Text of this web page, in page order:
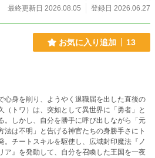
最終更新日 2026.08.05
登録日 2026.06.27
お気に入り追加 13
心身を削り、ようやく退職届を出した直後の
（トワ）は、突如として異世界に「勇者」と
。しかし、自分を勝手に呼び出しながら「元
法は不明」と告げる神官たちの身勝手さにト
。チートスキルを駆使し、広域封印魔法『ノ
ア』を発動して、自分を召喚した王国を一夜